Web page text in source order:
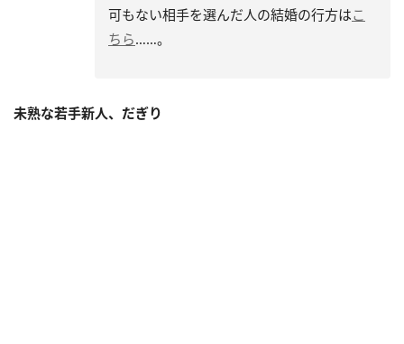
可もない相手を選んだ人の結婚の行方はこ
ちら……。
未熟な若手新人、だぎり